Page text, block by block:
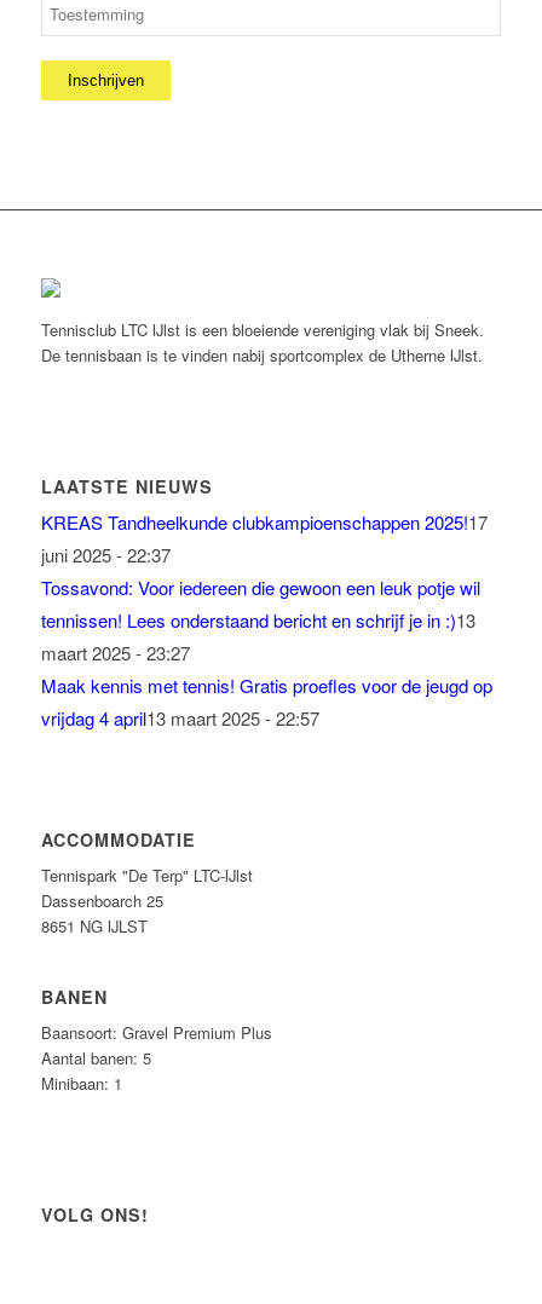
Tennisclub LTC IJlst is een bloeiende vereniging vlak bij Sneek.
De tennisbaan is te vinden nabij sportcomplex de Utherne IJlst.
LAATSTE NIEUWS
KREAS Tandheelkunde clubkampioenschappen 2025!17
juni 2025 - 22:37
Tossavond: Voor iedereen die gewoon een leuk potje wil
tennissen! Lees onderstaand bericht en schrijf je in :)13
maart 2025 - 23:27
Maak kennis met tennis! Gratis proefles voor de jeugd op
vrijdag 4 april13 maart 2025 - 22:57
ACCOMMODATIE
Tennispark "De Terp" LTC-IJlst
Dassenboarch 25
8651 NG IJLST
BANEN
Baansoort: Gravel Premium Plus
Aantal banen: 5
Minibaan: 1
VOLG ONS!